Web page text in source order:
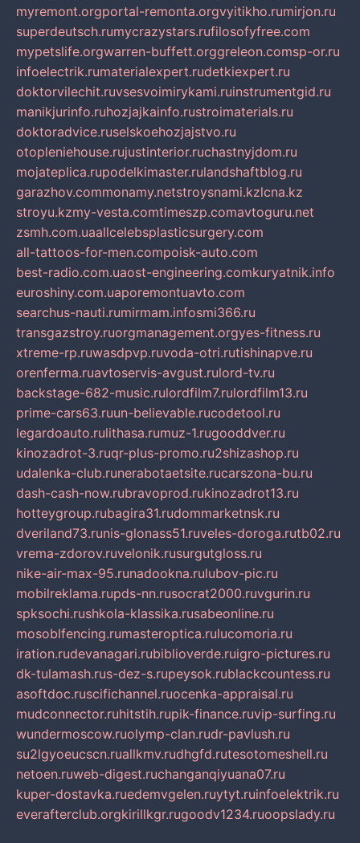
myremont.orgportal-remonta.orgvyitikho.rumirjon.ru
superdeutsch.rumycrazystars.rufilosofyfree.com
mypetslife.orgwarren-buffett.orggreleon.comsp-or.ru
infoelectrik.rumaterialexpert.rudetkiexpert.ru
doktorvilechit.ruvsesvoimirykami.ruinstrumentgid.ru
manikjurinfo.ruhozjajkainfo.rustroimaterials.ru
doktoradvice.ruselskoehozjajstvo.ru
otopleniehouse.rujustinterior.ruchastnyjdom.ru
mojateplica.rupodelkimaster.rulandshaftblog.ru
garazhov.commonamy.netstroysnami.kzlcna.kz
stroyu.kzmy-vesta.comtimeszp.comavtoguru.net
zsmh.com.uaallcelebsplasticsurgery.com
all-tattoos-for-men.compoisk-auto.com
best-radio.com.uaost-engineering.comkuryatnik.info
euroshiny.com.uaporemontuavto.com
searchus-nauti.rumirmam.infosmi366.ru
transgazstroy.ruorgmanagement.orgyes-fitness.ru
xtreme-rp.ruwasdpvp.ruvoda-otri.rutishinapve.ru
orenferma.ruavtoservis-avgust.rulord-tv.ru
backstage-682-music.rulordfilm7.rulordfilm13.ru
prime-cars63.ruun-believable.rucodetool.ru
legardoauto.rulithasa.rumuz-1.rugooddver.ru
kinozadrot-3.ruqr-plus-promo.ru2shizashop.ru
udalenka-club.runerabotaetsite.rucarszona-bu.ru
dash-cash-now.rubravoprod.rukinozadrot13.ru
hotteygroup.rubagira31.rudommarketnsk.ru
dveriland73.runis-glonass51.ruveles-doroga.rutb02.ru
vrema-zdorov.ruvelonik.rusurgutgloss.ru
nike-air-max-95.runadookna.rulubov-pic.ru
mobilreklama.rupds-nn.rusocrat2000.ruvgurin.ru
spksochi.rushkola-klassika.rusabeonline.ru
mosoblfencing.rumasteroptica.rulucomoria.ru
iration.rudevanagari.rubiblioverde.ruigro-pictures.ru
dk-tulamash.rus-dez-s.rupeysok.rublackcountess.ru
asoftdoc.ruscifichannel.ruocenka-appraisal.ru
mudconnector.ruhitstih.rupik-finance.ruvip-surfing.ru
wundermoscow.ruolymp-clan.rudr-pavlush.ru
su2lgyoeucscn.ruallkmv.rudhgfd.rutesotomeshell.ru
netoen.ruweb-digest.ruchanganqiyuana07.ru
kuper-dostavka.ruedemvgelen.ruytyt.ruinfoelektrik.ru
everafterclub.orgkirillkgr.rugoodv1234.ruoopslady.ru